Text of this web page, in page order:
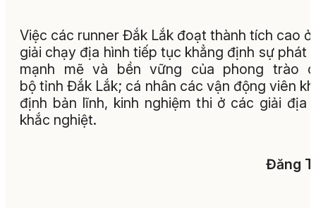
Việc các runner Đắk Lắk đoạt thành tích cao ở
giải chạy địa hình tiếp tục khẳng định sự phát
mạnh mẽ và bền vững của phong trào
bộ tỉnh Đắk Lắk; cá nhân các vận động viên
định bản lĩnh, kinh nghiệm thi ở các giải địa
khắc nghiệt.
Đăng